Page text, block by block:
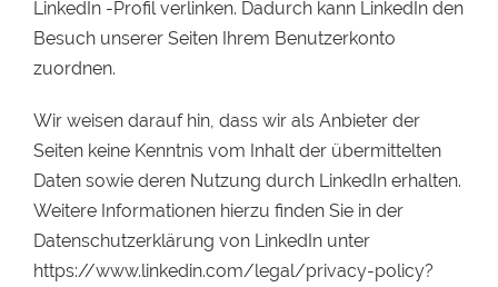
LinkedIn -Profil verlinken. Dadurch kann LinkedIn den
Besuch unserer Seiten Ihrem Benutzerkonto
zuordnen.
Wir weisen darauf hin, dass wir als Anbieter der
Seiten keine Kenntnis vom Inhalt der übermittelten
Daten sowie deren Nutzung durch LinkedIn erhalten.
Weitere Informationen hierzu finden Sie in der
Datenschutzerklärung von LinkedIn unter
https://www.linkedin.com/legal/privacy-policy?